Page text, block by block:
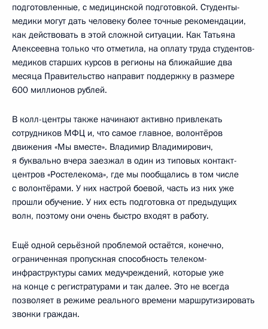
подготовленные, с медицинской подготовкой. Студенты-
медики могут дать человеку более точные рекомендации,
как действовать в этой сложной ситуации. Как Татьяна
Алексеевна только что отметила, на оплату труда студентов-
медиков старших курсов в регионы на ближайшие два
месяца Правительство направит поддержку в размере
600 миллионов рублей.
В колл-центры также начинают активно привлекать
сотрудников МФЦ и, что самое главное, волонтёров
движения «Мы вместе». Владимир Владимирович,
я буквально вчера заезжал в один из типовых контакт-
центров «Ростелекома», где мы пообщались в том числе
с волонтёрами. У них настрой боевой, часть из них уже
прошли обучение. У них есть подготовка от предыдущих
волн, поэтому они очень быстро входят в работу.
Ещё одной серьёзной проблемой остаётся, конечно,
ограниченная пропускная способность телеком-
инфраструктуры самих медучреждений, которые уже
на конце с регистратурами и так далее. Это не всегда
позволяет в режиме реального времени маршрутизировать
звонки граждан.